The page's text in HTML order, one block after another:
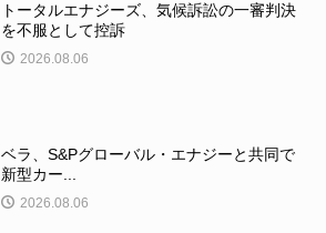
トータルエナジーズ、気候訴訟の一審判決
を不服として控訴
2026.08.06
ベラ、S&Pグローバル・エナジーと共同で
新型カー...
2026.08.06